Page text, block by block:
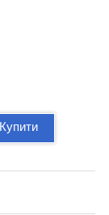
Купити